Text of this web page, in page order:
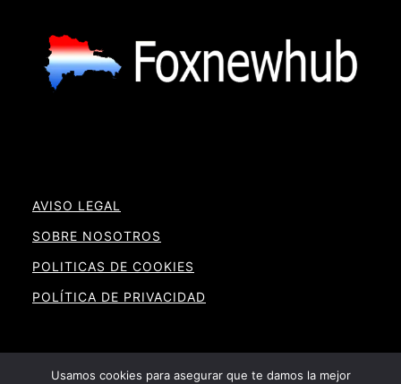
AVISO LEGAL
SOBRE NOSOTROS
POLITICAS DE COOKIES
POLÍTICA DE PRIVACIDAD
Usamos cookies para asegurar que te damos la mejor